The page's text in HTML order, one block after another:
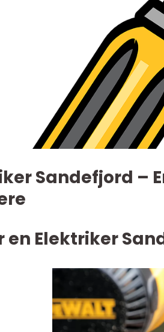
Sandefjord –
en Elektriker